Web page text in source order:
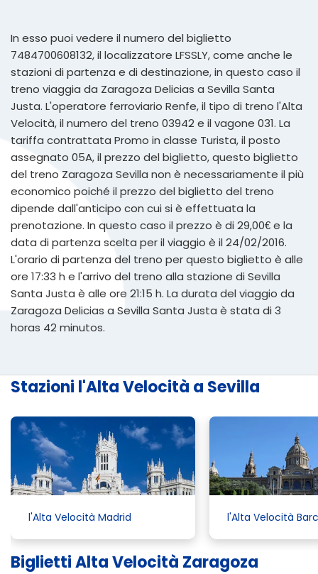
In esso puoi vedere il numero del biglietto
7484700608132, il localizzatore LFSSLY, come anche le
stazioni di partenza e di destinazione, in questo caso il
treno viaggia da Zaragoza Delicias a Sevilla Santa
Justa. L'operatore ferroviario Renfe, il tipo di treno l'Alta
Velocità, il numero del treno 03942 e il vagone 031. La
tariffa contrattata Promo in classe Turista, il posto
assegnato 05A, il prezzo del biglietto, questo biglietto
del treno Zaragoza Sevilla non è necessariamente il più
economico poiché il prezzo del biglietto del treno
dipende dall'anticipo con cui si è effettuata la
prenotazione. In questo caso il prezzo è di 29,00€ e la
data di partenza scelta per il viaggio è il 24/02/2016.
L'orario di partenza del treno per questo biglietto è alle
ore 17:33 h e l'arrivo del treno alla stazione di Sevilla
Santa Justa è alle ore 21:15 h. La durata del viaggio da
Zaragoza Delicias a Sevilla Santa Justa è stata di 3
horas 42 minutos.
Stazioni l'Alta Velocità a Sevilla
l'Alta Velocità Madrid l'Alta Velocità
Biglietti Alta Velocità Zaragoza